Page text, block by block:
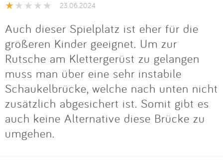
23.06.2024
Auch dieser Spielplatz ist eher für die
größeren Kinder geeignet. Um zur
Rutsche am Klettergerüst zu gelangen
muss man über eine sehr instabile
Schaukelbrücke, welche nach unten nicht
zusätzlich abgesichert ist. Somit gibt es
auch keine Alternative diese Brücke zu
umgehen.